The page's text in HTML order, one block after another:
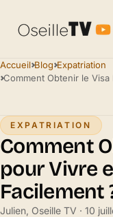
Accueil Blog Expatriation
EXPATRIATION
Comment
pour Vivre
Facilement
Julien, Oseille TV · 10